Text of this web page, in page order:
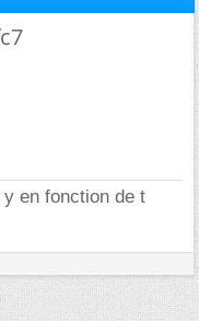
en fonction de t